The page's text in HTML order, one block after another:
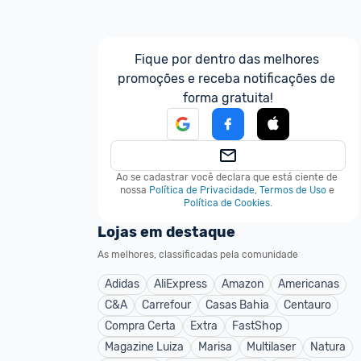
Fique por dentro das melhores
promoções e receba notificações de
forma gratuita!
Ao se cadastrar você declara que está ciente de
nossa Política de Privacidade, Termos de Uso e
Política de Cookies.
Lojas em destaque
As melhores, classificadas pela comunidade
Adidas AliExpress Amazon
Americanas
C&A
Carrefour Casas Bahia
Centauro
Compra Certa
Extra
FastShop
Magazine Luiza
Marisa Multilaser
Natura